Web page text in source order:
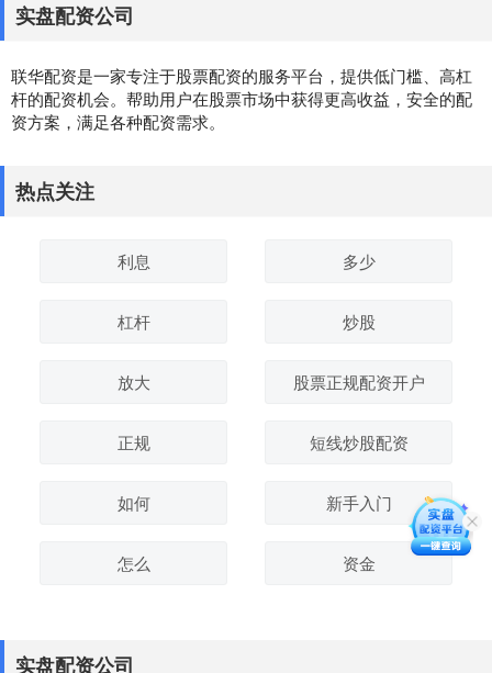
实盘配资公司
联华配资是一家专注于股票配资的服务平台，提供低门槛、高杠
杆的配资机会。帮助用户在股票市场中获得更高收益，安全的配
资方案，满足各种配资需求。
热点关注
利息 多少
杠杆 炒股
放大 股票正规配资开户
正规 短线炒股配资
如何 新手入门
怎么 资金
实盘配资公司